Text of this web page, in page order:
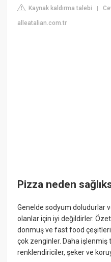
Kaynak kaldırma talebi |
alleatalian.com.tr
Pizza neden
Genelde sodyum doludurlar
olanlar için iyi değildirler.
donmuş ve fast food
çok zenginler. Daha işlenmiş
renklendiriciler, şeker ve